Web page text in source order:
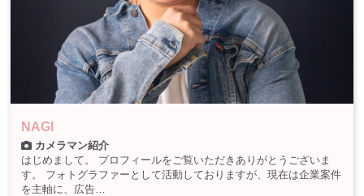
NAGI
カメラマン紹介
はじめまして。 プロフィールをご覧いただきありがとうございま
す。 フォトグラファーとして活動しておりますが、現在は企業案件
を主軸に、広告…